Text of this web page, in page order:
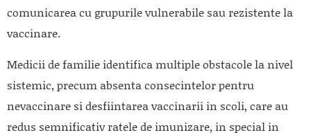
comunicarea cu grupurile vulnerabile sau rezistente la
vaccinare.
Medicii de familie identifica multiple obstacole la nivel
sistemic, precum absenta consecintelor pentru
nevaccinare si desfiintarea vaccinarii in scoli, care au
redus semnificativ ratele de imunizare, in special in